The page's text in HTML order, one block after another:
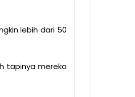
lebih dari 50
tapinya mereka